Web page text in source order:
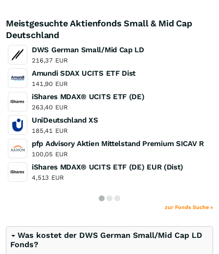
Meistgesuchte Aktienfonds Small & Mid Cap
Deutschland
DWS German Small/Mid Cap LD
216,37 EUR
Amundi SDAX UCITS ETF Dist
141,90 EUR
iShares MDAX® UCITS ETF (DE)
263,40 EUR
UniDeutschland XS
185,41 EUR
pfp Advisory Aktien Mittelstand Premium SICAV R
100,05 EUR
iShares MDAX® UCITS ETF (DE) EUR (Dist)
4,513 EUR
zur Fonds Suche »
Was kostet der DWS German Small/Mid Cap LD
Fonds?